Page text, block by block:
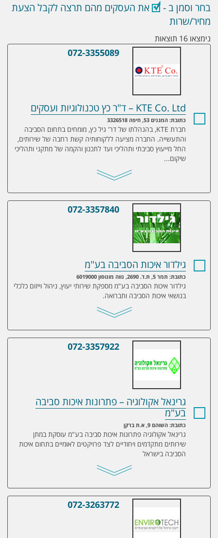
בחר וסמן ב -
את העסקים מהם תרצה לקבל הצעת
מחיר/שרות
נימצאו 16 תוצאות
KTE Co. Ltd – ד"ר כץ טכנולוגיות ועסקים
072-3355089
KTE Co. Ltd – ד"ר כץ טכנולוגיות ועסקים
כתובת: המגנים 53, חיפה 3326518
חברת KTE, בהנהלתו של דר' גיל כץ, מומחים בתחום הסביבה
והתעשייה. החברה מציעה ללקוחותיה קשת רחבה של שירותים,
החל מייעוץ סביבתי ותהליכי ועד לתכנון והקמה של מתקני ותהליכי
שיקום...
גילדור איכות הסביבה בע"מ
072-3357840
גילדור איכות הסביבה בע"מ
כתובת: תמר 5, ת.ד. 2690, נווה מונוסון 6019000
גילדור איכות הסביבה בע"מ מספקת שירותי יעוץ, ניהול וייזום כלכלי
בנושאי איכות הסביבה ותברואה.
גרינאל אקולוגיה – פתרונות איכות סביבה
072-3357922
גרינאל אקולוגיה – פתרונות איכות סביבה
בע"מ
כתובת: השוהם 9, א.ת ברקן
גרינאל אקולוגיה פתרונות איכות סביבה בע"מ עוסקת במתן
שירותים מתקדמים ויחודיים לצד פרויקטים לאומיים בתחום איכות
הסביבה בישראל
Envirotech – ייעוץ וניהול פרוייקטים סביבתיים
072-3263772